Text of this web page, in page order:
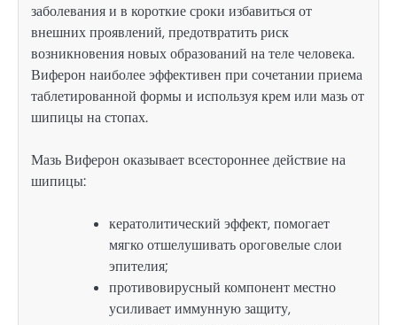
заболевания и в короткие сроки избавиться от
внешних проявлений, предотвратить риск
возникновения новых образований на теле человека.
Виферон наиболее эффективен при сочетании приема
таблетированной формы и используя крем или мазь от
шипицы на стопах.
Мазь Виферон оказывает всестороннее действие на
шипицы:
кератолитический эффект, помогает
мягко отшелушивать ороговелые слои
эпителия;
противовирусный компонент местно
усиливает иммунную защиту,